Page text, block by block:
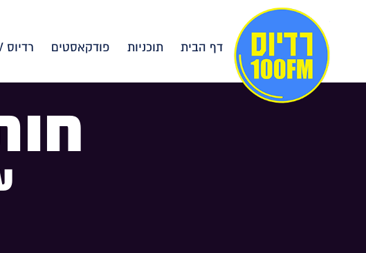
דף הבית תוכניות פודקאסטים רדיוס TV